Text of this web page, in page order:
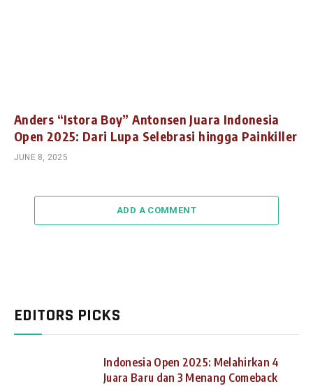
Anders “Istora Boy” Antonsen Juara Indonesia
Open 2025: Dari Lupa Selebrasi hingga Painkiller
JUNE 8, 2025
ADD A COMMENT
EDITORS PICKS
Indonesia Open 2025: Melahirkan 4
Juara Baru dan 3 Menang Comeback